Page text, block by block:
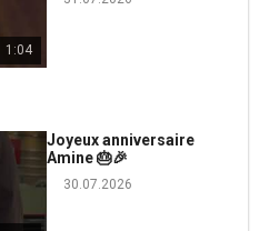
1:04
Joyeux anniversaire
Amine 🎂🎉
30.07.2026